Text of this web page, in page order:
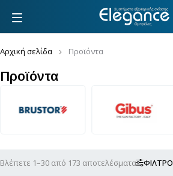
Προϊόντα
Αρχική σελίδα Προϊόντα
ΦΊΛΤΡΟ
Βλέπετε 1–30 από 173 αποτελέσματα